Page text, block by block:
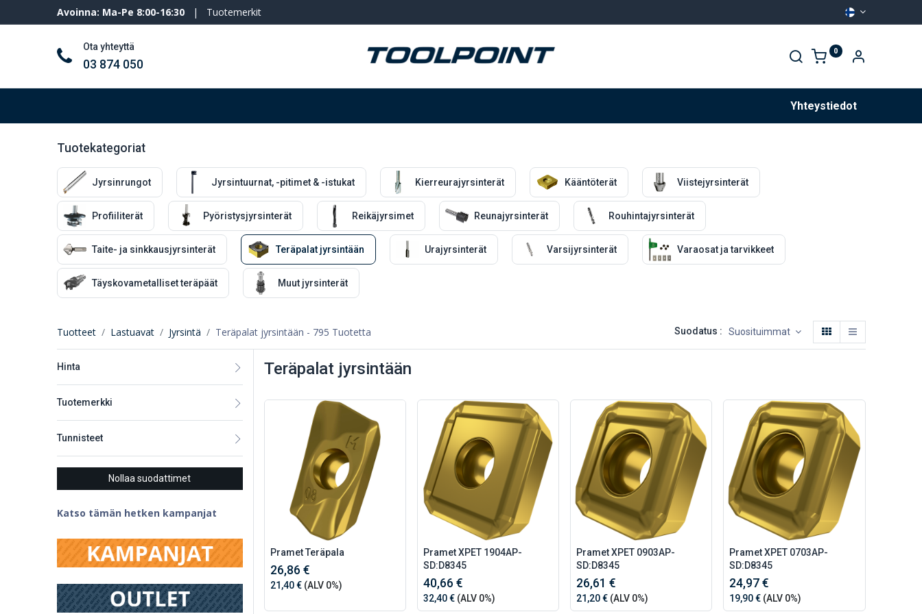
Avoinna: Ma-Pe 8:00-16:30 | Tuotemerkit
Ota yhteyttä
03 874 050
0
Yhteystiedot
Tuotekategoriat
Jyrsinrungot Jyrsintuurnat, -pitimet & -istukat Kierreurajyrsinterät Kääntöterät Viistejyrsinterät
Profiiliterät Pyöristysjyrsinterät Reikäjyrsimet Reunajyrsinterät Rouhintajyrsinterät
Taite- ja sinkkausjyrsinterät Teräpalat jyrsintään Urajyrsinterät Varsijyrsinterät Varaosat ja tarvikkeet
Täyskovametalliset teräpäät Muut jyrsinterät
Tuotteet Lastuavat Jyrsintä Teräpalat jyrsintään - 795 Tuotetta Suodatus : Suosituimmat
Hinta
Tuotemerkki
Tunnisteet
Nollaa suodattimet
Katso tämän hetken kampanjat
Teräpalat jyrsintään
Pramet Teräpala
26,86 €
21,40 €(ALV 0%)
Pramet XPET 1904AP-
SD:D8345
40,66 €
32,40 €(ALV 0%)
Pramet XPET 0903AP-
SD:D8345
26,61 €
21,20 € (ALV 0%)
Pramet XPET 0703AP-
SD:D8345
24,97 €
19,90 € (ALV 0%)